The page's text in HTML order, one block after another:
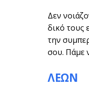
Δεν
δικό τους
την
σου. Πάμε
ΛΕΩΝ